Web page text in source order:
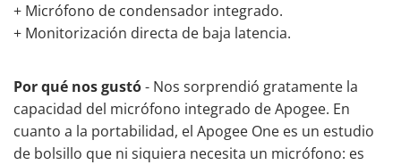
+ Micrófono de condensador integrado.
+ Monitorización directa de baja latencia.
Por qué nos gustó- Nos sorprendió gratamente la
capacidad del micrófono integrado de Apogee. En
cuanto a la portabilidad, el Apogee One es un estudio
de bolsillo que ni siquiera necesita un micrófono: es